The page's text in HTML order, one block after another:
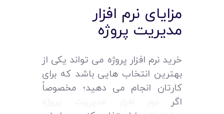
مزایای نرم افزار
مدیریت پروژه
خرید نرم افزار پروژه می‌ تواند یکی از
بهترین انتخاب‌ هایی باشد که برای
کارتان انجام می‌ دهید؛ مخصوصاً
اگر